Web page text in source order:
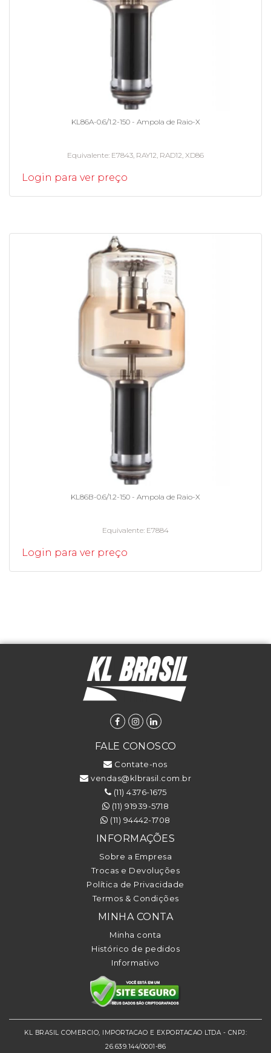
KL86A-0.6/1.2-150 - Ampola de Raio-X
Equivalente E7843, RAY12, RAD12, XD86
Login para ver preço
KL86B-0.6/1.2-150 - Ampola de Raio-X
Equivalente E7884
Login para ver preço
FALE CONOSCO
Contate-nos
vendas@klbrasil.com.br
(11) 4376-1675
(11) 91939-5718
(11) 94442-1708
INFORMAÇÕES
Sobre a Empresa
Trocas e Devoluções
Política de Privacidade
Termos & Condições
MINHA CONTA
Minha conta
Histórico de pedidos
Informativo
KL BRASIL COMERCIO, IMPORTACAO E EXPORTACAO LTDA - CNPJ:
26.639.144/0001-86